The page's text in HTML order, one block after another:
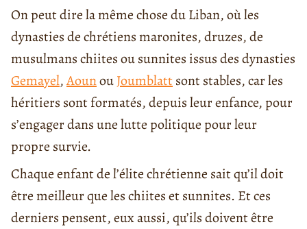
On peut dire la même chose du Liban, où les
dynasties de chrétiens maronites, druzes, de
musulmans chiites ou sunnites issus des dynasties
Gemayel,AounouJoumblattsont stables, car les
héritiers sont formatés, depuis leur enfance, pour
s’engager dans une lutte politique pour leur
propre survie.
Chaque enfant de l’élite chrétienne sait qu’il doit
être meilleur que les chiites et sunnites. Et ces
derniers pensent, eux aussi, qu’ils doivent être